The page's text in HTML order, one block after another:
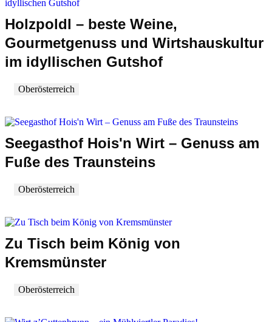
Holzpoldl – beste Weine,
Gourmetgenuss und Wirtshauskultur
im idyllischen Gutshof
Oberösterreich
Seegasthof Hois'n Wirt – Genuss am
Fuße des Traunsteins
Oberösterreich
Zu Tisch beim König von
Kremsmünster
Oberösterreich